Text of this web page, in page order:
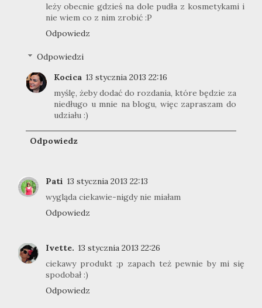
leży obecnie gdzieś na dole pudła z kosmetykami i
nie wiem co z nim zrobić :P
Odpowiedz
Odpowiedzi
Kocica 13 stycznia 2013 22:16
myślę, żeby dodać do rozdania, które będzie za
niedługo u mnie na blogu, więc zapraszam do
udziału :)
Odpowiedz
Pati 13 stycznia 2013 22:13
wygląda ciekawie-nigdy nie miałam
Odpowiedz
Ivette. 13 stycznia 2013 22:26
ciekawy produkt ;p zapach też pewnie by mi się
spodobał :)
Odpowiedz